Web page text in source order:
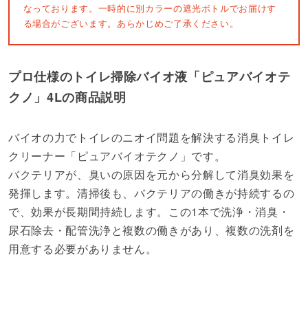
なっております。一時的に別カラーの遮光ボトルでお届けす
る場合がございます。あらかじめご了承ください。
プロ仕様のトイレ掃除バイオ液「ピュアバイオテ
クノ」4Lの商品説明
バイオの力でトイレのニオイ問題を解決する消臭トイレ
クリーナー「ピュアバイオテクノ」です。
バクテリアが、臭いの原因を元から分解して消臭効果を
発揮します。清掃後も、バクテリアの働きが持続するの
で、効果が長期間持続します。この1本で洗浄・消臭・
尿石除去・配管洗浄と複数の働きがあり、複数の洗剤を
用意する必要がありません。